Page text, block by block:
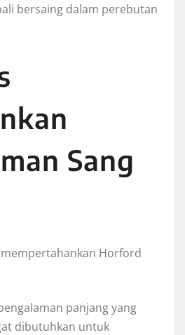
bersaing dalam perebutan
Sang
Horford
panjang yang
dibutuhkan untuk